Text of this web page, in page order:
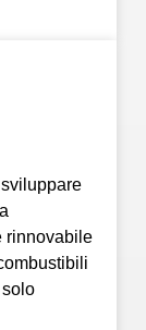
rinnovabile